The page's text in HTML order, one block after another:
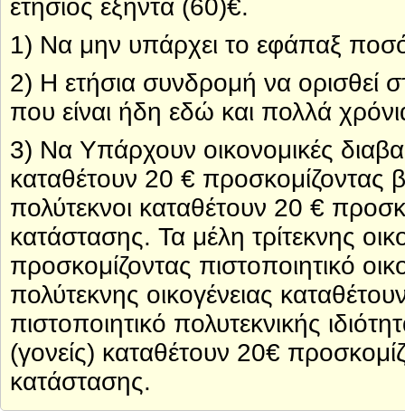
ετησίος εξήντα (60)€.
1) Να μην υπάρχει το εφάπαξ
2) Η ετήσια συνδρομή να ορισθεί
που είναι ήδη εδώ και πολλά
3) Να Υπάρχουν οικονομικές
καταθέτουν 20 € προσκομίζοντας
πολύτεκνοι καταθέτουν 20 €
κατάστασης. Τα μέλη τρίτεκνης
προσκομίζοντας πιστοποιητικό
πολύτεκνης οικογένειας
πιστοποιητικό πολυτεκνικής
(γονείς) καταθέτουν 20€
κατάστασης.